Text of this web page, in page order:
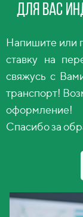
Для вас
Напишите или
ставку на
свяжусь с
транспорт!
оформление!
Спасибо за